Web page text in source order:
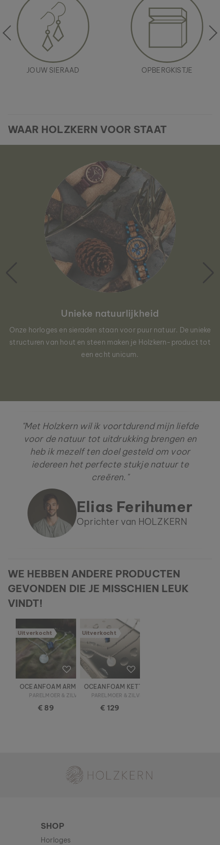
JOUW SIERAAD OPBERGKISTJE
WAAR HOLZKERN VOOR STAAT
Unieke natuurlijkheid
Onze horloges en sieraden staan voor puur natuur. De unieke
structuren van hout en steen maken je Holzkern-product tot
een echt unicum.
"Met Holzkern wil ik voortdurend mijn liefde
voor de natuur tot uitdrukking brengen en
heb ik mezelf ten doel gesteld om voor
iedereen het perfecte stukje natuur te
creëren."
Elias Ferihumer
Oprichter van HOLZKERN
WE HEBBEN ANDERE PRODUCTEN
GEVONDEN DIE JE MISSCHIEN LEUK
VINDT!
Uitverkocht
OCEANFOAM ARMBAND
PARELMOER & ZILVER
€ 89
Uitverkocht
OCEANFOAM KETTING
PARELMOER & ZILVER
€ 129
SHOP
Horloges